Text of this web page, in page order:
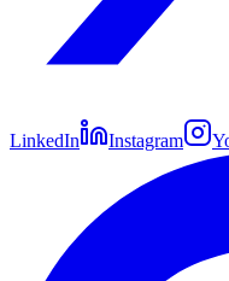
LinkedIn Instagram